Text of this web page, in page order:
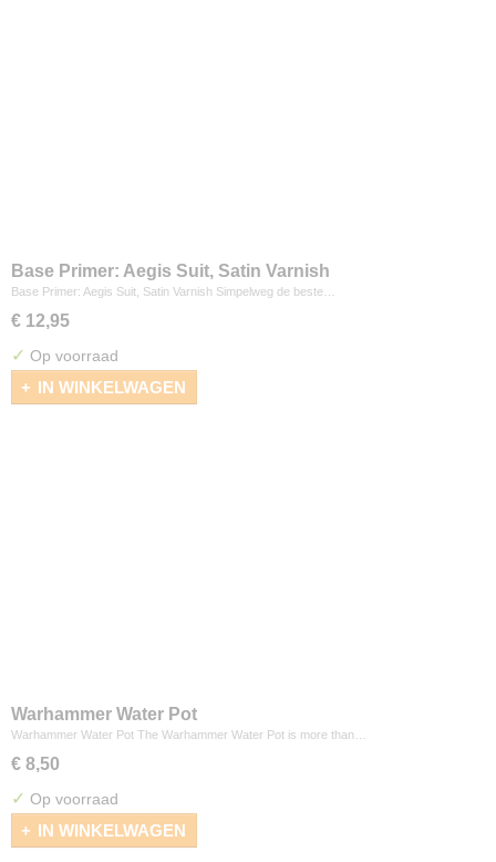
Base Primer: Aegis Suit, Satin Varnish
Base Primer: Aegis Suit, Satin Varnish Simpelweg de beste…
€ 12,95
✓ Op voorraad
IN WINKELWAGEN
Warhammer Water Pot
Warhammer Water Pot The Warhammer Water Pot is more than…
€ 8,50
✓ Op voorraad
IN WINKELWAGEN